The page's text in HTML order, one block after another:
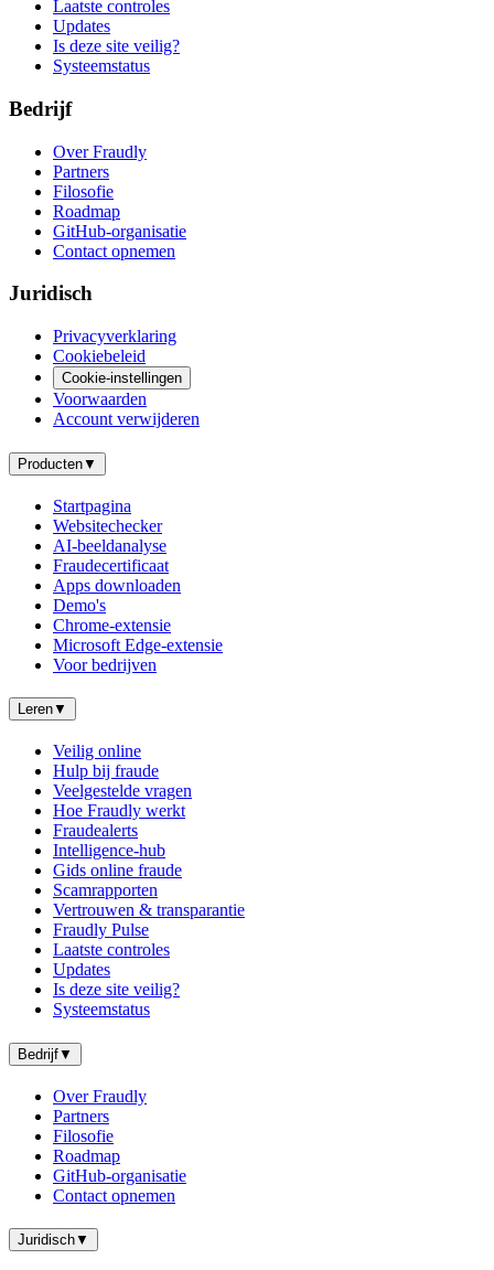
Laatste controles
Updates
Is deze site veilig?
Systeemstatus
Bedrijf
Over Fraudly
Partners
Filosofie
Roadmap
GitHub-organisatie
Contact opnemen
Juridisch
Privacyverklaring
Cookiebeleid
Cookie-instellingen
Voorwaarden
Account verwijderen
Producten▼
Startpagina
Websitechecker
AI-beeldanalyse
Fraudecertificaat
Apps downloaden
Demo's
Chrome-extensie
Microsoft Edge-extensie
Voor bedrijven
Leren▼
Veilig online
Hulp bij fraude
Veelgestelde vragen
Hoe Fraudly werkt
Fraudealerts
Intelligence-hub
Gids online fraude
Scamrapporten
Vertrouwen & transparantie
Fraudly Pulse
Laatste controles
Updates
Is deze site veilig?
Systeemstatus
Bedrijf▼
Over Fraudly
Partners
Filosofie
Roadmap
GitHub-organisatie
Contact opnemen
Juridisch▼